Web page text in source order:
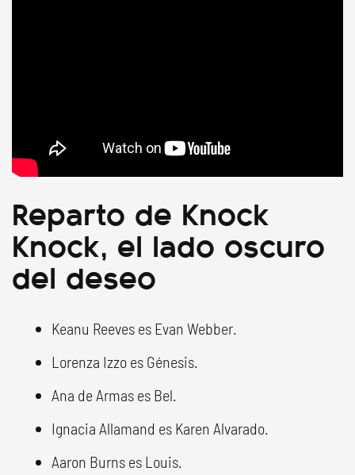
Reparto de Knock
Knock, el lado oscuro
del deseo
Keanu Reeves es Evan Webber.
Lorenza Izzo es Génesis.
Ana de Armas es Bel.
Ignacia Allamand es Karen Alvarado.
Aaron Burns es Louis.